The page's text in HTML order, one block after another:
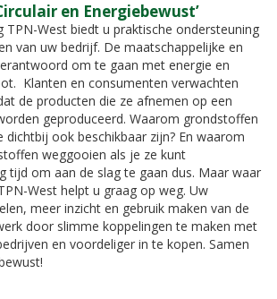
en Energiebewust’
TPN-West biedt u praktische ondersteuning
van uw bedrijf. De maatschappelijke en
om te gaan met energie en
Klanten en consumenten verwachten
de producten die ze afnemen op een
geproduceerd. Waarom grondstoffen
dichtbij ook beschikbaar zijn? En waarom
weggooien als je ze kunt
tijd om aan de slag te gaan dus. Maar waar
West helpt u graag op weg. Uw
meer inzicht en gebruik maken van de
door slimme koppelingen te maken met
en voordeliger in te kopen. Samen